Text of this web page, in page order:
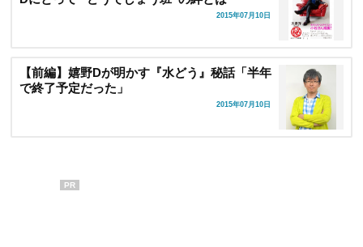
2015年07月10日
【前編】嬉野Dが明かす『水どう』秘話「半年
で終了予定だった」
2015年07月10日
PR